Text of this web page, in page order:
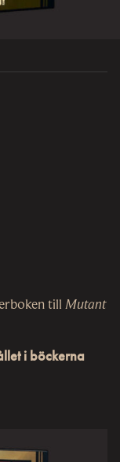
till Mutant
i böckerna